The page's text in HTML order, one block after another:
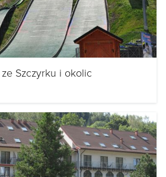
Szczyrku i okolic